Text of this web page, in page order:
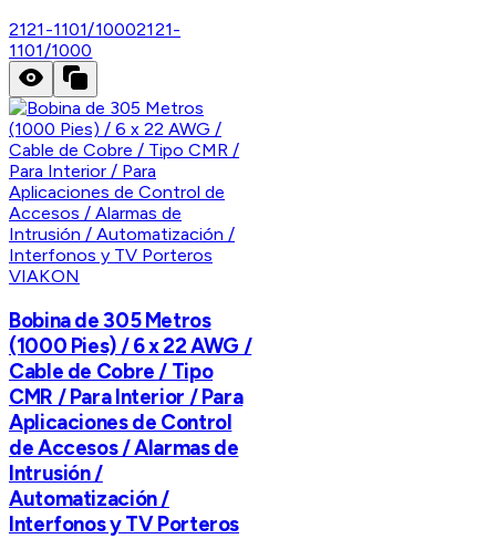
2121-1101/10002121-
1101/1000
VIAKON
Bobina de 305 Metros
(1000 Pies) / 6 x 22 AWG /
Cable de Cobre / Tipo
CMR / Para Interior / Para
Aplicaciones de Control
de Accesos / Alarmas de
Intrusión /
Automatización /
Interfonos y TV Porteros